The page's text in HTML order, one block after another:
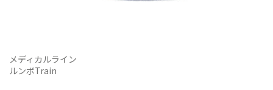
メディカルライン
ルンボTrain